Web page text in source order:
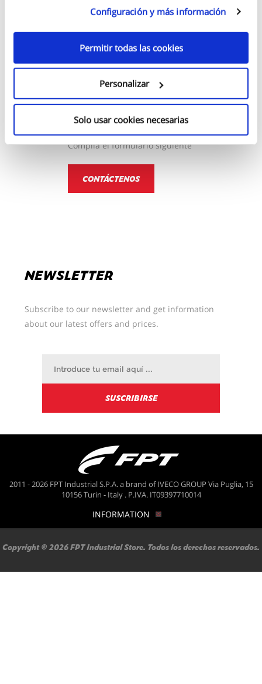
terceros para alcanzar sus objetivos. Haga clic en
"Configuración y más información" para obtener más
detalles sobre las cookies que se almacenan en su
Si acepta todas las cookies opcionales, haga clic en
"Continuar".
Si desea obtener más información y/o seleccionar qué
seleccione "Configuración y más información" y, a
Podrá cambiar sus preferencias en cualquier
Configuración y más información
Permitir todas las cookies
Personalizar
Solo usar cookies necesarias
CONTACTENOS
Compila el formulario siguiente
CONTÁCTENOS
NEWSLETTER
Subscribe to our newsletter and get information
about our latest offers and prices.
2011 - 2026 FPT Industrial S.P.A. a brand of IVECO GROUP Via Puglia, 15
10156 Turin - Italy . P.IVA. IT09397710014
INFORMATION
Copyright ® 2026 FPT Industrial Store. Todos los derechos reservados.